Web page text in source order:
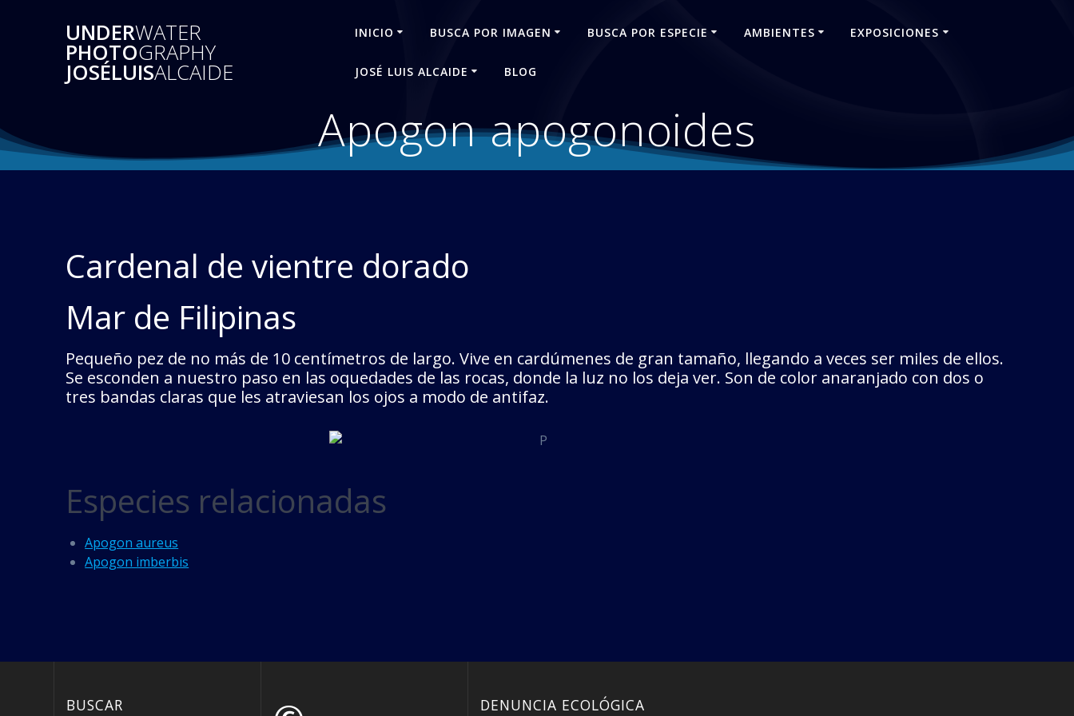
UNDERWATER
PHOTOGRAPHY
JOSÉLUISALCAIDE
INICIO BUSCA POR IMAGEN BUSCA POR ESPECIE AMBIENTES EXPOSICIONES
JOSÉ LUIS ALCAIDE BLOG
Apogon apogonoides
Cardenal de vientre dorado
Mar de Filipinas
Pequeño pez de no más de 10 centímetros de largo. Vive en cardúmenes de gran tamaño, llegando a veces ser miles de ellos.
Se esconden a nuestro paso en las oquedades de las rocas, donde la luz no los deja ver. Son de color anaranjado con dos o
tres bandas claras que les atraviesan los ojos a modo de antifaz.
Especies relacionadas
Apogon aureus
Apogon imberbis
BUSCAR DENUNCIA ECOLÓGICA